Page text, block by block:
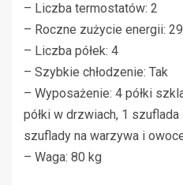
– Liczba termostatów: 2
– Roczne zużycie energii:
– Liczba półek: 4
– Szybkie chłodzenie: Tak
– Wyposażenie: 4 półki
półki w drzwiach, 1
szuflady na warzywa i
– Waga: 80 kg